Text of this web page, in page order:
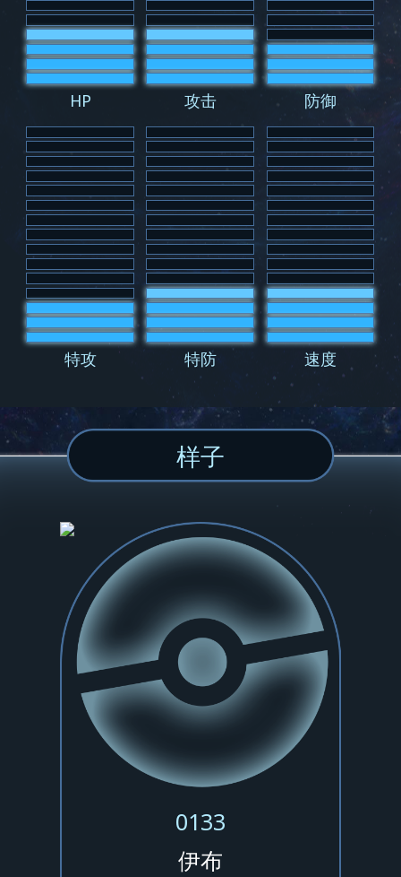
HP 攻击 防御
特攻 特防 速度
样子
0133
伊布